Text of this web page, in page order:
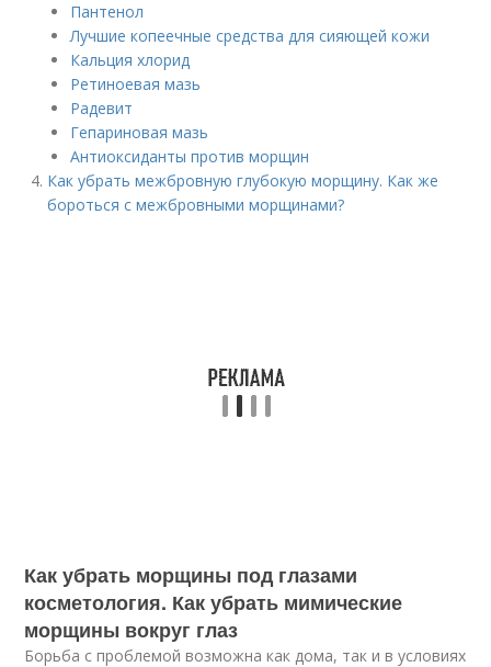
Пантенол
Лучшие копеечные средства для сияющей кожи
Кальция хлорид
Ретиноевая мазь
Радевит
Гепариновая мазь
Антиоксиданты против морщин
Как убрать межбровную глубокую морщину. Как же
бороться с межбровными морщинами?
Как убрать морщины под глазами
косметология. Как убрать мимические
морщины вокруг глаз
Борьба с проблемой возможна как дома, так и в условиях